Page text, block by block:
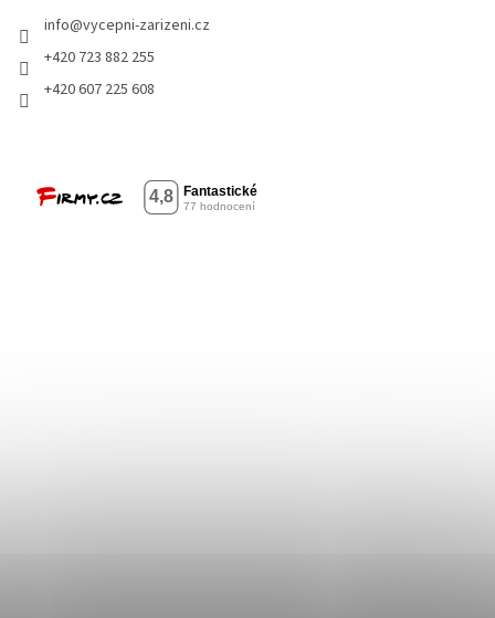
info@vycepni-zarizeni.cz
+420 723 882 255
+420 607 225 608